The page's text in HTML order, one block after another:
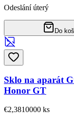
Odeslání úterý
Do
Sklo na aparát
Honor GT
€2,3810000 ks